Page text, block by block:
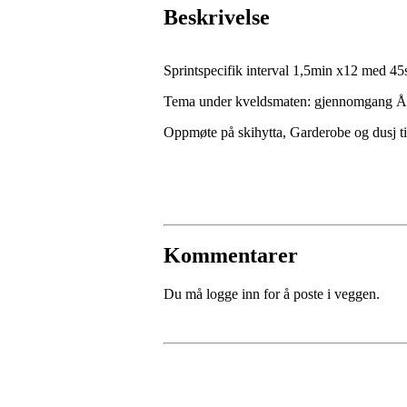
Beskrivelse
Sprintspecifik interval 1,5min x12 med
Tema under kveldsmaten: gjennomgang
Oppmøte på skihytta, Garderobe og dusj
Kommentarer
Du må logge inn for å poste i veggen.